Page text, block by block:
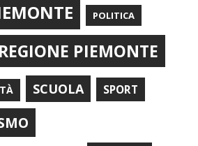
POLITICA
REGIONE PIEMONTE
SCUOLA SPORT